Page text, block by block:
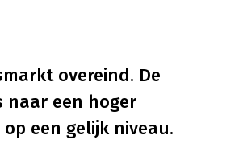
overeind. De
naar een hoger
een gelijk niveau.